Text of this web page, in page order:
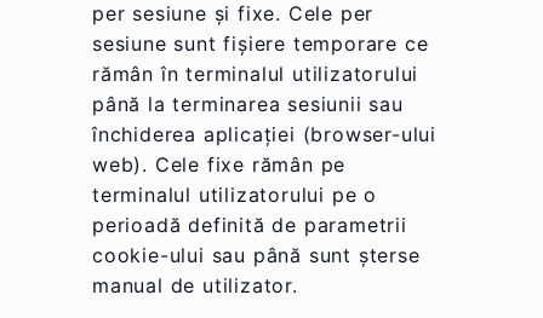
per sesiune şi fixe. Cele per
sesiune sunt fişiere temporare ce
rămân în terminalul utilizatorului
până la terminarea sesiunii sau
închiderea aplicaţiei (browser-ului
web). Cele fixe rămân pe
terminalul utilizatorului pe o
perioadă definită de parametrii
cookie-ului sau până sunt şterse
manual de utilizator.